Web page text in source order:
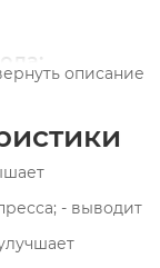
описание
- выводит